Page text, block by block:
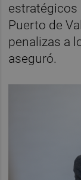
estratégicos
Puerto de
penalizas a
aseguró.